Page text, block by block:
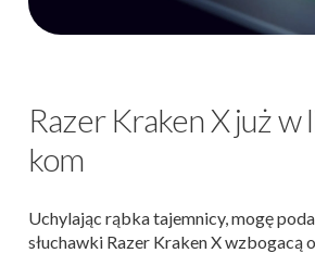
Razer Kraken X już w
kom
Uchylając rąbka tajemnicy, mogę
słuchawki Razer Kraken X wzbogacą